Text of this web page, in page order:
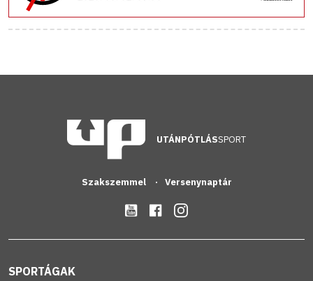
UTÁNPÓTLÁSSPORT
Szakszemmel Versenynaptár
SPORTÁGAK